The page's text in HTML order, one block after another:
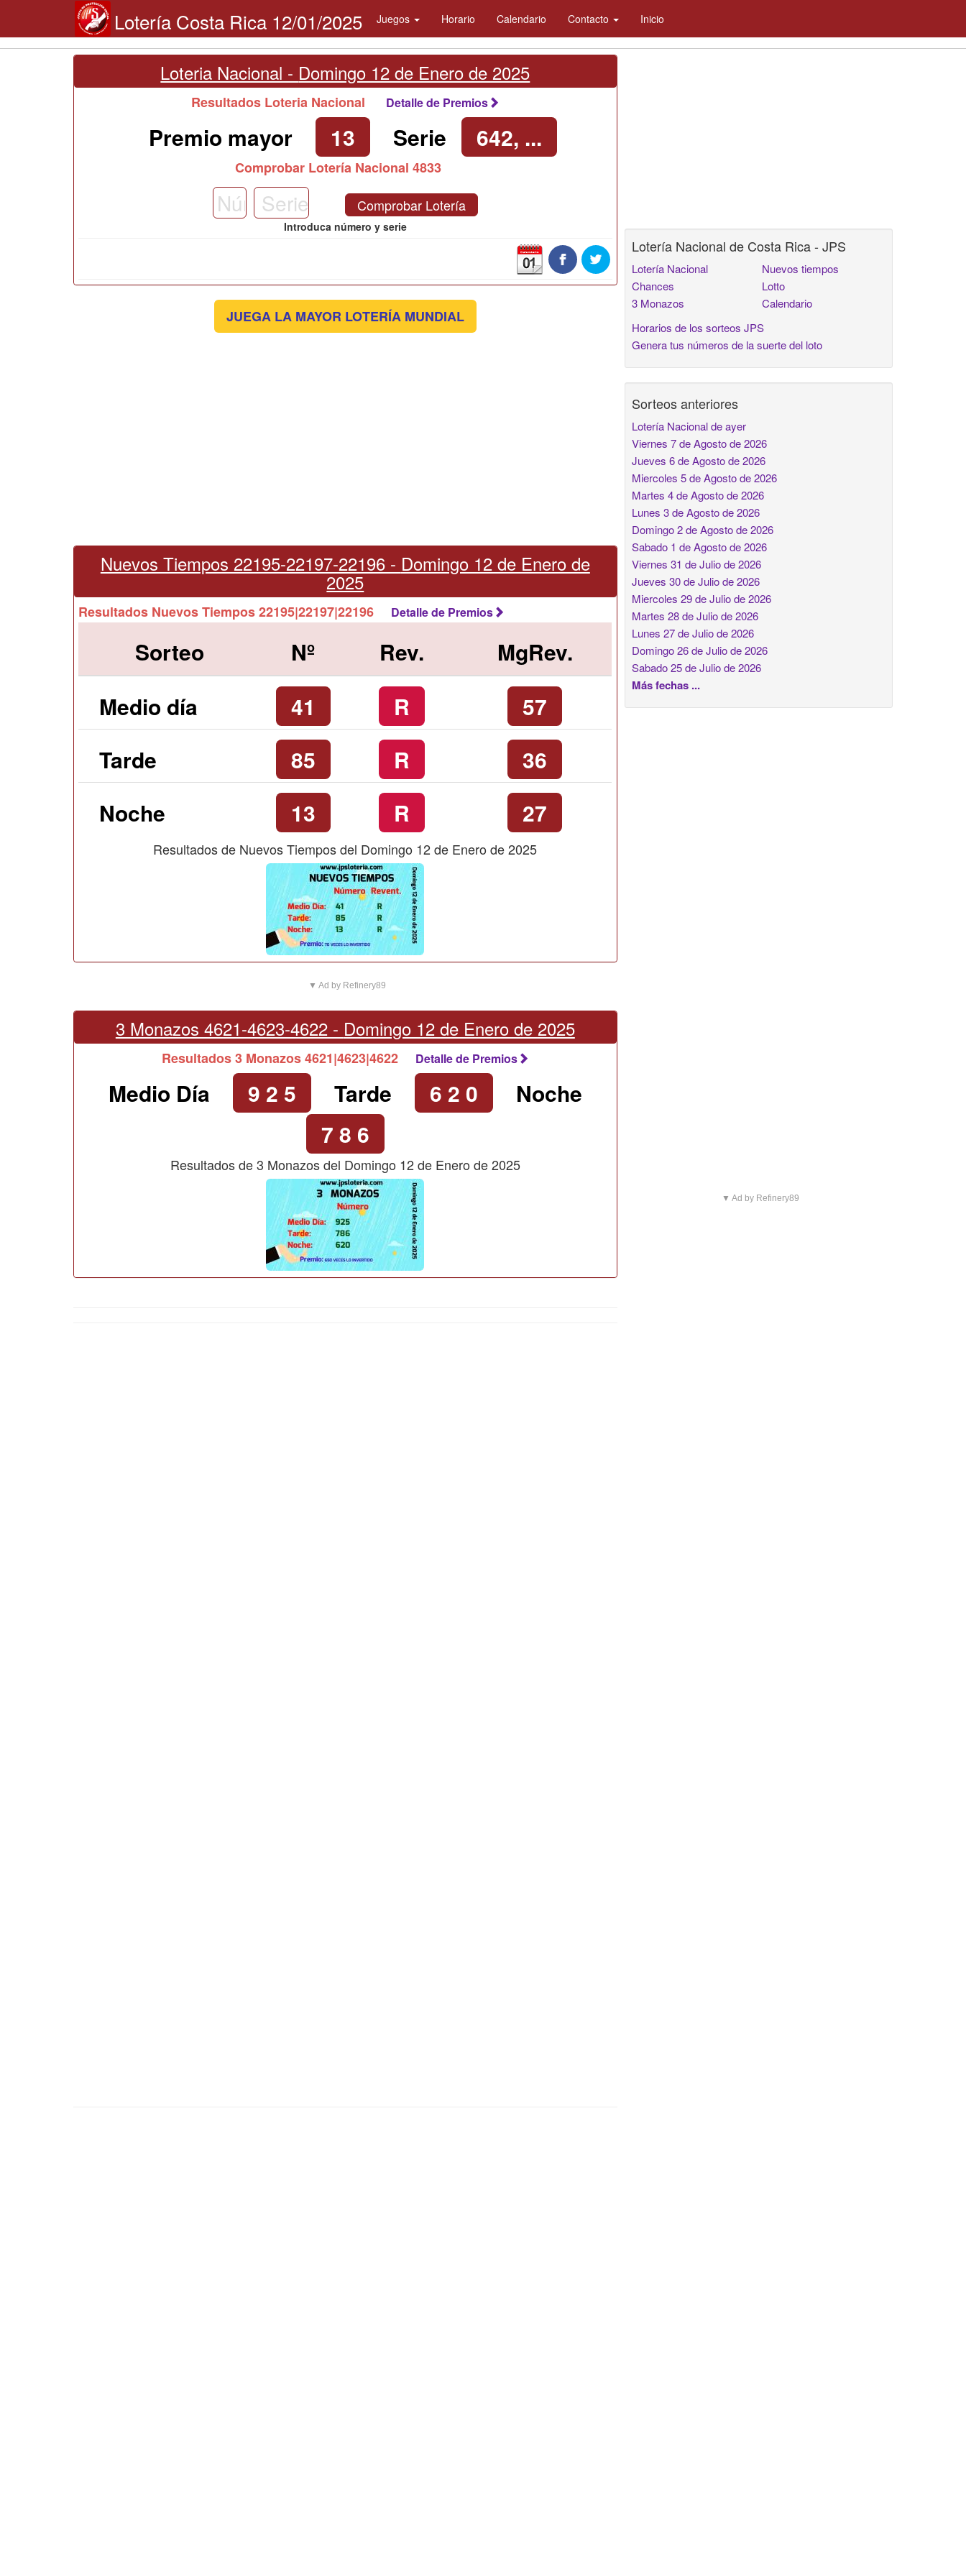
Lotería Costa Rica 12/01/2025 Juegos Horario Calendario Contacto Inicio
Loteria Nacional - Domingo 12 de Enero de 2025
Resultados Loteria Nacional Detalle de Premios
Premio mayor 13 Serie 642, ...
Comprobar Lotería Nacional 4833
Comprobar Lotería
Introduca número y serie
JUEGA LA MAYOR LOTERÍA MUNDIAL
Nuevos Tiempos 22195-22197-22196 - Domingo 12 de Enero de
2025
Resultados Nuevos Tiempos 22195|22197|22196 Detalle de Premios
Sorteo Nº Rev.
MgRev.
Medio día
41 R
57
Tarde
85 R
36
Noche
13 R 27
Resultados de Nuevos Tiempos del Domingo 12 de Enero de 2025
▼ Ad by Refinery89
3 Monazos 4621-4623-4622 - Domingo 12 de Enero de 2025
Resultados 3 Monazos 4621|4623|4622 Detalle de Premios
Medio Día 9 2 5 Tarde 6 2 0
Noche
7 8 6
Resultados de 3 Monazos del Domingo 12 de Enero de 2025
Lotería Nacional de Costa Rica - JPS
Lotería Nacional
Chances
3 Monazos
Nuevos tiempos
Lotto
Calendario
Horarios de los sorteos JPS
Genera tus números de la suerte del loto
Sorteos anteriores
Lotería Nacional de ayer
Viernes 7 de Agosto de 2026
Jueves 6 de Agosto de 2026
Miercoles 5 de Agosto de 2026
Martes 4 de Agosto de 2026
Lunes 3 de Agosto de 2026
Domingo 2 de Agosto de 2026
Sabado 1 de Agosto de 2026
Viernes 31 de Julio de 2026
Jueves 30 de Julio de 2026
Miercoles 29 de Julio de 2026
Martes 28 de Julio de 2026
Lunes 27 de Julio de 2026
Domingo 26 de Julio de 2026
Sabado 25 de Julio de 2026
Más fechas ...
▼ Ad by Refinery89